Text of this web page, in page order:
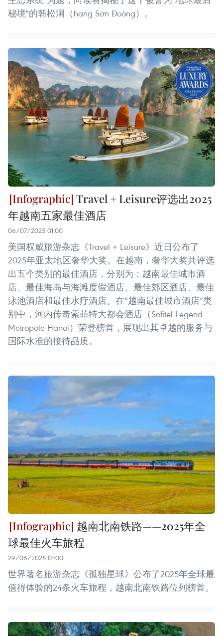
秘境"的韩松洞（hang Sơn Đoòng）。
Travel + Leisure评选出2025
年越南五家最佳酒店
06/07/2025 01:00
美国权威旅游杂志《Travel + Leisure》近日公布了
2025年亚太地区奢华大奖。在越南，奢华大奖共评选
出五个类别的最佳酒店，分别为：越南最佳城市酒
店、最佳海岛与海滩度假酒店、最佳郊区酒店、最佳
泳池酒店和最佳水疗酒店。在“越南最佳城市酒店”类
别中，河内传奇索菲特大都会酒店（Sofitel Legend
Metropole Hanoi）荣登榜首，展现出其卓越的服务与
国际水准的接待品质。
越南北南铁路——2025年全
球最佳火车旅程
29/06/2025 01:00
世界著名旅游杂志《孤独星球》公布了2025年全球最
值得体验的24条火车旅程，越南北南铁路位列榜首。